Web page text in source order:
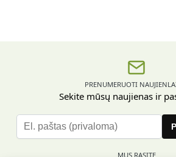
PRENUMERUOTI
Sekite mūsų naujienas ir
l
MUS RASITE